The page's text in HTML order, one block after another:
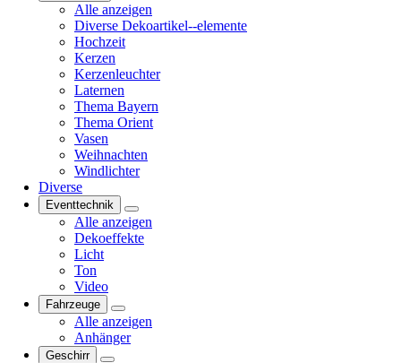
Alle anzeigen
Diverse Dekoartikel--elemente
Hochzeit
Kerzen
Kerzenleuchter
Laternen
Thema Bayern
Thema Orient
Vasen
Weihnachten
Windlichter
Diverse
Eventtechnik
Alle anzeigen
Dekoeffekte
Licht
Ton
Video
Fahrzeuge
Alle anzeigen
Anhänger
Geschirr